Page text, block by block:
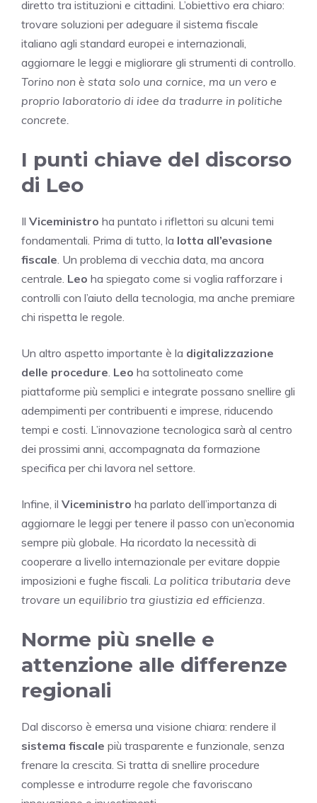
diretto tra istituzioni e cittadini. L’obiettivo era chiaro:
trovare soluzioni per adeguare il sistema fiscale
italiano agli standard europei e internazionali,
aggiornare le leggi e migliorare gli strumenti di controllo.
Torino non è stata solo una cornice, ma un vero e
proprio laboratorio di idee da tradurre in politiche
concrete.
I punti chiave del discorso
di Leo
Il Viceministro ha puntato i riflettori su alcuni temi
fondamentali. Prima di tutto, la lotta all’evasione
fiscale . Un problema di vecchia data, ma ancora
centrale. Leo ha spiegato come si voglia rafforzare i
controlli con l’aiuto della tecnologia, ma anche premiare
chi rispetta le regole.
Un altro aspetto importante è la digitalizzazione
delle procedure Leo ha sottolineato come
piattaforme più semplici e integrate possano snellire gli
adempimenti per contribuenti e imprese, riducendo
tempi e costi. L’innovazione tecnologica sarà al centro
dei prossimi anni, accompagnata da formazione
specifica per chi lavora nel settore.
Infine, il Viceministro ha parlato dell’importanza di
aggiornare le leggi per tenere il passo con un’economia
sempre più globale. Ha ricordato la necessità di
cooperare a livello internazionale per evitare doppie
imposizioni e fughe fiscali. La politica tributaria deve
trovare un equilibrio tra giustizia ed efficienza.
Norme più snelle e
attenzione alle differenze
regionali
Dal discorso è emersa una visione chiara: rendere il
sistema fiscale più trasparente e funzionale, senza
frenare la crescita. Si tratta di snellire procedure
complesse e introdurre regole che favoriscano